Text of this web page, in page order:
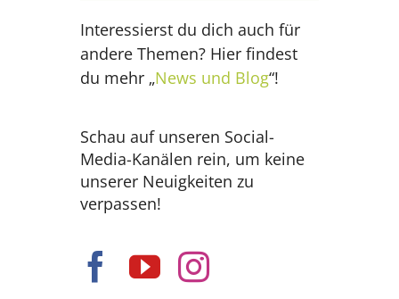
Interessierst du dich auch für
andere Themen? Hier findest
du mehr „News und Blog“!
Schau auf unseren Social-
Media-Kanälen rein, um keine
unserer Neuigkeiten zu
verpassen!